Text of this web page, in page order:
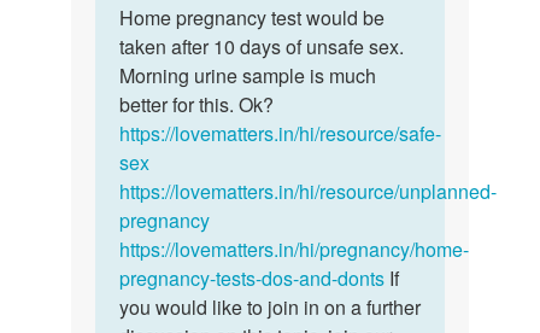
to
what
is
home
pregnancy
by
shiv
Home
pregnancy
test
would
be…
Home pregnancy test would be
taken after 10 days of unsafe sex.
Morning urine sample is much
better for this. Ok?
https://lovematters.in/hi/resource/safe-
sex
https://lovematters.in/hi/resource/unplanned-
pregnancy
https://lovematters.in/hi/pregnancy/home-
pregnancy-tests-dos-and-donts If
you would like to join in on a further